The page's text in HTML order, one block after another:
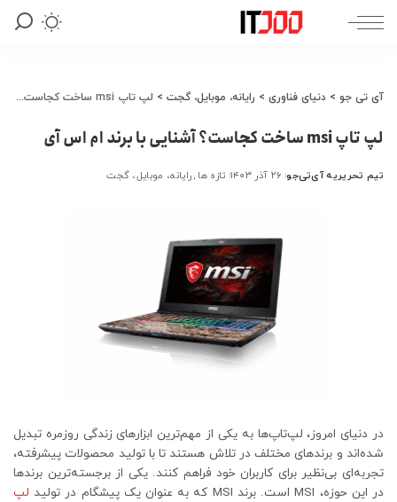
آی تی جو > دنیای فناوری > رایانه، موبایل، گجت > لپ تاپ msi ساخت کجاست؟ آشنایی با برند ام اس آی
لپ تاپ msi ساخت کجاست؟ آشنایی با برند ام اس آی
ارسال
تیم تحریریه آی‌تی‌جو ۲۶ آذر ۱۴۰۳ تازه ها رایانه، موبایل، گجت
در دنیای امروز، لپ‌تاپ‌ها به یکی از مهم‌ترین ابزارهای زندگی روزمره تبدیل
شده‌اند و برندهای مختلف در تلاش هستند تا با تولید محصولات پیشرفته،
تجربه‌ای بی‌نظیر برای کاربران خود فراهم کنند. یکی از برجسته‌ترین برندها
در این حوزه، MSI است. برند MSI که به عنوان یک پیشگام در تولید
لپ